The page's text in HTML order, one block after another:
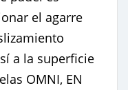
el agarre
a la superficie
OMNI, EN